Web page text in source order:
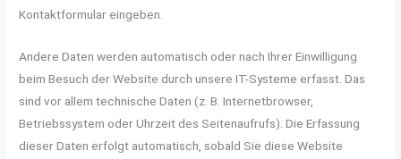
Kontaktformular eingeben.
Andere Daten werden automatisch oder nach Ihrer Einwilligung
beim Besuch der Website durch unsere IT-Systeme erfasst. Das
sind vor allem technische Daten (z. B. Internetbrowser,
Betriebssystem oder Uhrzeit des Seitenaufrufs). Die Erfassung
dieser Daten erfolgt automatisch, sobald Sie diese Website